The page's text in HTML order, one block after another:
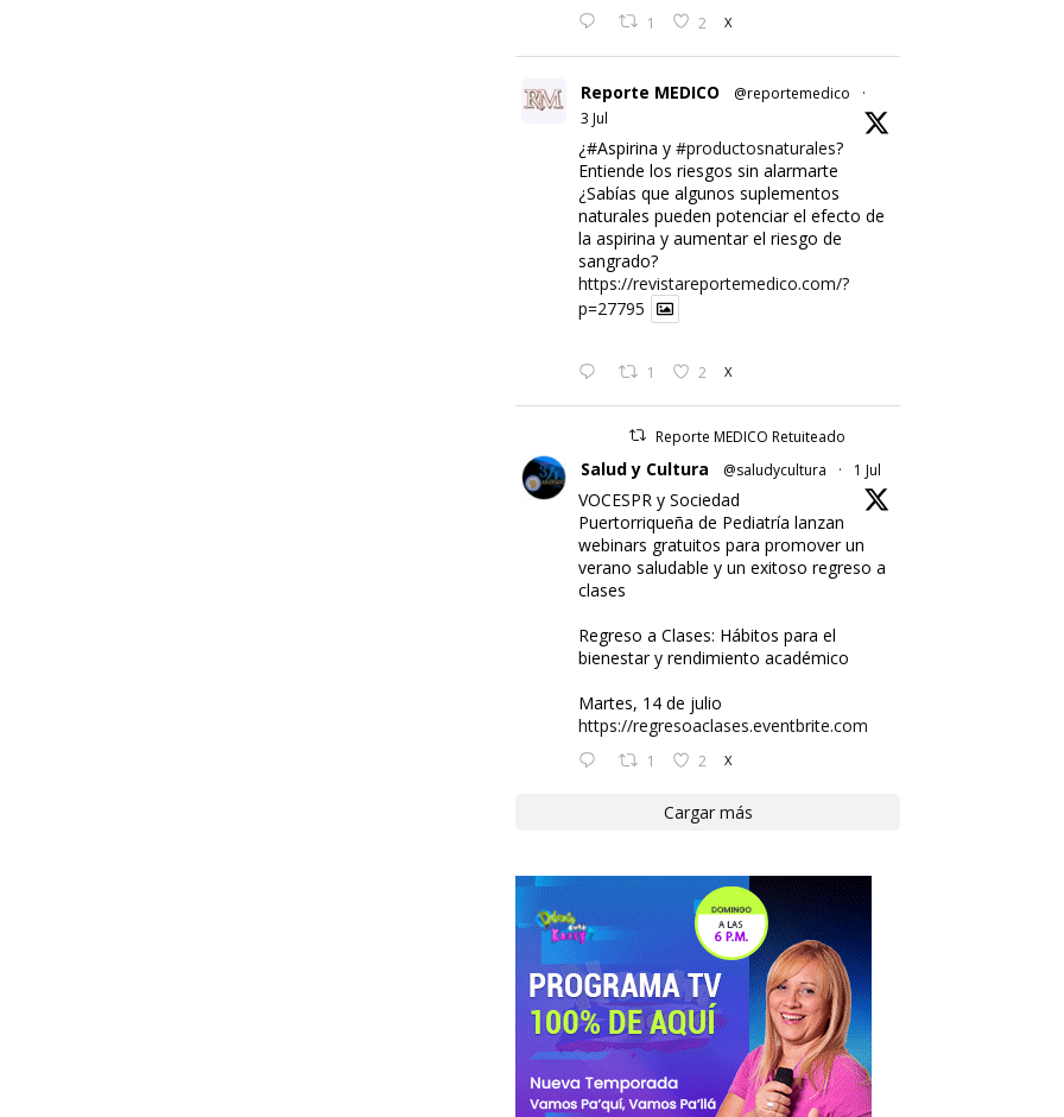
1 2 X
Reporte MEDICO @reportemedico
·
3 Jul
¿#Aspirina y #productosnaturales?
Entiende los riesgos sin alarmarte
¿Sabías que algunos suplementos
naturales pueden potenciar el efecto de
la aspirina y aumentar el riesgo de
sangrado?
https://revistareportemedico.com/?
p=27795
1 2 X
Reporte MEDICO Retuiteado
Salud y Cultura @saludycultura · 1 Jul
VOCESPR y Sociedad
Puertorriqueña de Pediatría lanzan
webinars gratuitos para promover un
verano saludable y un exitoso regreso a
clases
Regreso a Clases: Hábitos para el
bienestar y rendimiento académico
Martes, 14 de julio
https://regresoaclases.eventbrite.com
1 2 X
Cargar más